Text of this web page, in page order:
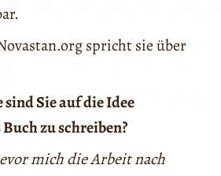
spricht sie über
Sie auf die Idee
zu schreiben?
mich die Arbeit nach